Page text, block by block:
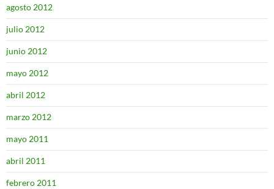
agosto 2012
julio 2012
junio 2012
mayo 2012
abril 2012
marzo 2012
mayo 2011
abril 2011
febrero 2011